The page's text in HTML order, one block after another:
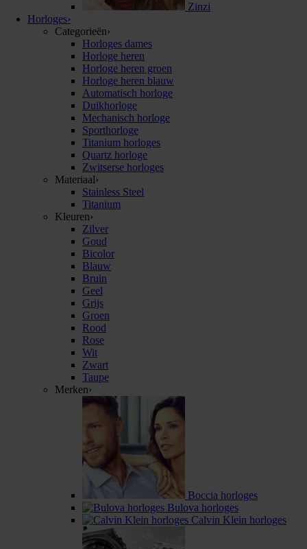
Zinzi
Horloges›
Categorieën›
Horloges dames
Horloge heren
Horloge heren groen
Horloge heren blauw
Automatisch horloge
Duikhorloge
Mechanisch horloge
Sporthorloge
Titanium horloges
Quartz horloge
Zwitserse horloges
Materiaal›
Stainless Steel
Titanium
Kleuren›
Zilver
Goud
Bicolor
Blauw
Bruin
Geel
Grijs
Groen
Rood
Rose
Wit
Zwart
Taupe
Merken›
Boccia horloges
Bulova horloges
Calvin Klein horloges